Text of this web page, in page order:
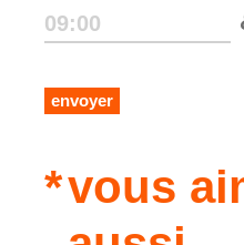
envoyer
vous